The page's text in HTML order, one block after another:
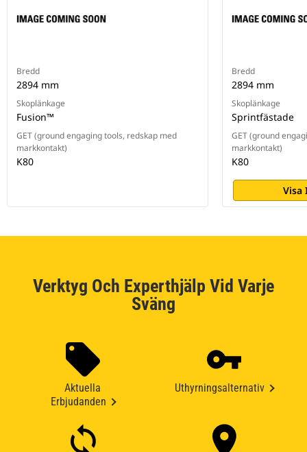
Bredd
2894 mm
Skoplänkage
Fusion™
GET (ground engaging tools, redskap med
markkontakt)
K80
Bredd
2894 mm
Skoplänkage
Sprintfästade
GET (ground
markkontakt)
K80
Visa
Verktyg Och Experthjälp Vid Varje
Sväng
Aktuella
Erbjudanden
Uthyrningsalternativ